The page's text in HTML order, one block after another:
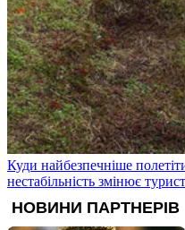
Куди найбезпечніше
нестабільність змінює